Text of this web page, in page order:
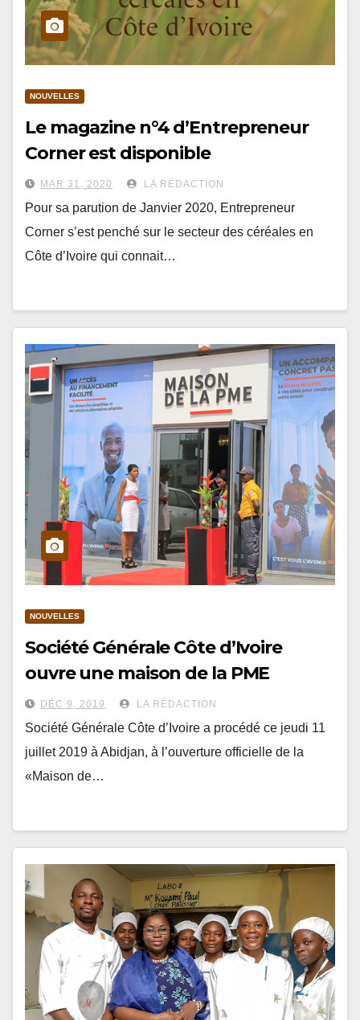
NOUVELLES
Le magazine n°4 d’Entrepreneur
Corner est disponible
MAR 31, 2020 LA RÉDACTION
Pour sa parution de Janvier 2020, Entrepreneur
Corner s’est penché sur le secteur des céréales en
Côte d’Ivoire qui connait…
NOUVELLES
Société Générale Côte d’Ivoire
ouvre une maison de la PME
DÉC 9, 2019 LA RÉDACTION
Société Générale Côte d’Ivoire a procédé ce jeudi 11
juillet 2019 à Abidjan, à l’ouverture officielle de la
«Maison de…